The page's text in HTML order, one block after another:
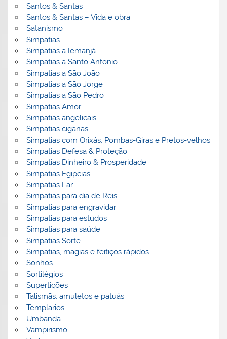
Santos & Santas
Santos & Santas – Vida e obra
Satanismo
Simpatias
Simpatias a Iemanjá
Simpatias a Santo Antonio
Simpatias a São João
Simpatias a São Jorge
Simpatias a São Pedro
Simpatias Amor
Simpatias angelicais
Simpatias ciganas
Simpatias com Orixás, Pombas-Giras e Pretos-velhos
Simpatias Defesa & Proteção
Simpatias Dinheiro & Prosperidade
Simpatias Egipcias
Simpatias Lar
Simpatias para dia de Reis
Simpatias para engravidar
Simpatias para estudos
Simpatias para saúde
Simpatias Sorte
Simpatias, magias e feitiços rápidos
Sonhos
Sortilégios
Supertições
Talismãs, amuletos e patuás
Templarios
Umbanda
Vampirismo